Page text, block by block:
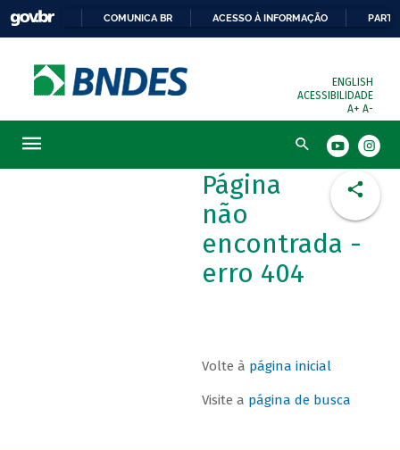
COMUNICA BR ACESSO À INFORMAÇÃO
ENGLISH
ACESSIBILIDADE
A+ A-
Busca
Página
não
encontrada -
erro 404
Volte à página inicial
Visite a página de busca